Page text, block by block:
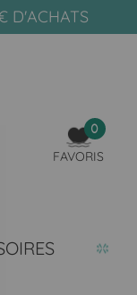
D'ACHATS
0
FAVORIS